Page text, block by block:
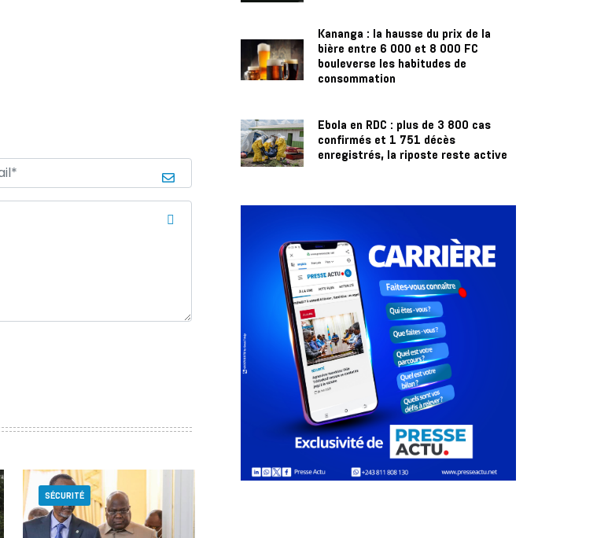
SÉCURITÉ
Kananga : la hausse du prix de la
bière entre 6 000 et 8 000 FC
bouleverse les habitudes de
consommation
Ebola en RDC : plus de 3 800 cas
confirmés et 1 751 décès
enregistrés, la riposte reste active